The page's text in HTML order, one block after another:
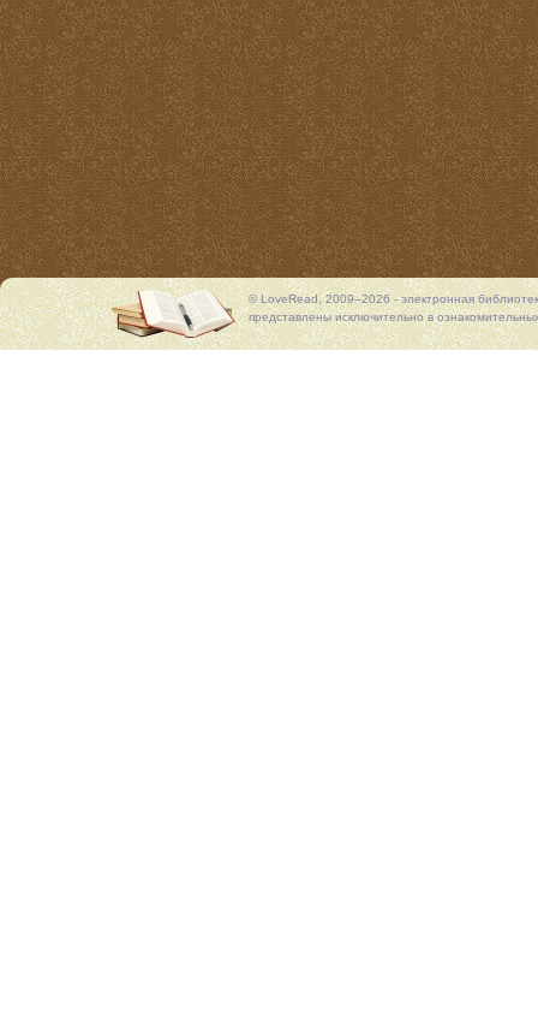
© LoveRead, 2009–2026 - электронная
представлены исключительно в